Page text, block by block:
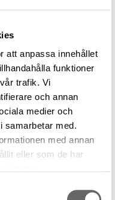
att anpassa innehållet
funktioner
trafik. Vi
och annan
medier och
samarbetar med.
med annan
eller som de har